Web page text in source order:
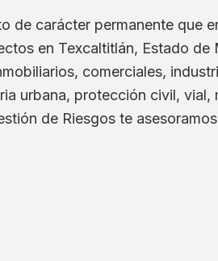
de carácter permanente que
en Texcaltitlán, Estado de
comerciales,
urbana, protección civil, vial,
de Riesgos te